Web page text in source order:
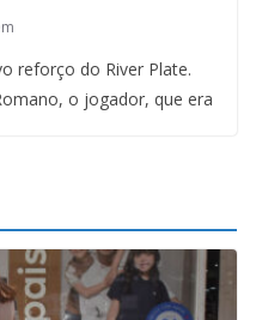
reforço do River Plate.
o jogador, que era